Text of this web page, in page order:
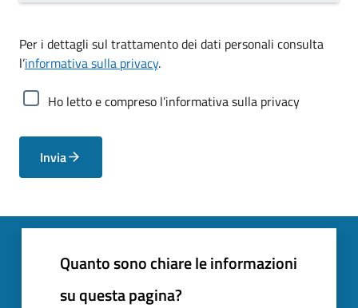
Per i dettagli sul trattamento dei dati personali consulta
l’informativa sulla privacy.
Ho letto e compreso l’informativa sulla privacy
Invia
Quanto sono chiare le informazioni
su questa pagina?